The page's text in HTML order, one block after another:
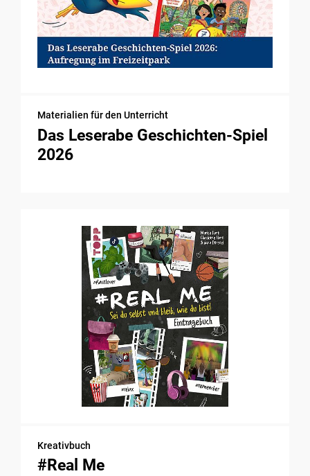
Materialien für den Unterricht
Das Leserabe Geschichten-Spiel
2026
Kreativbuch
#Real Me